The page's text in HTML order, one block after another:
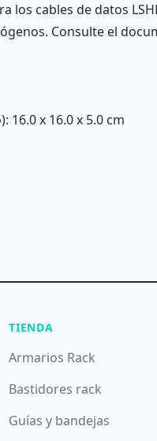
cables de datos
Consulte el
x 16.0 x 5.0 cm
TIENDA
Armarios Rack
Bastidores rack
Guías y bandejas